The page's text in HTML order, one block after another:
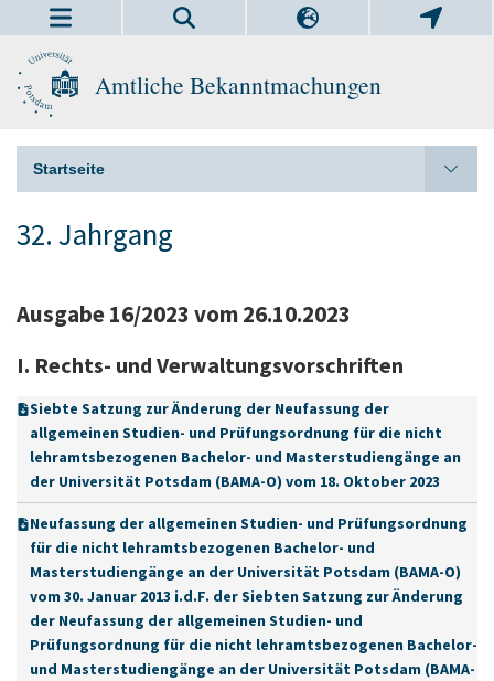
Amtliche Bekanntmachungen
Startseite
32. Jahrgang
Ausgabe 16/2023 vom 26.10.2023
I. Rechts- und Verwaltungsvorschriften
Siebte Satzung zur Änderung der Neufassung der
allgemeinen Studien- und Prüfungsordnung für die nicht
lehramtsbezogenen Bachelor- und Masterstudiengänge an
der Universität Potsdam (BAMA-O) vom 18. Oktober 2023
Neufassung der allgemeinen Studien- und Prüfungsordnung
für die nicht lehramtsbezogenen Bachelor- und
Masterstudiengänge an der Universität Potsdam (BAMA-O)
vom 30. Januar 2013 i.d.F. der Siebten Satzung zur Änderung
der Neufassung der allgemeinen Studien- und
Prüfungsordnung für die nicht lehramtsbezogenen Bachelor-
und Masterstudiengänge an der Universität Potsdam (BAMA-